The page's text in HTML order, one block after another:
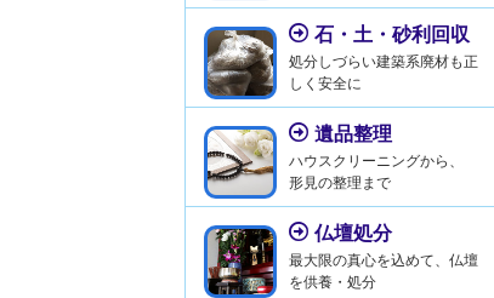
石・土・砂利回収
処分しづらい建築系廃材も正
しく安全に
遺品整理
ハウスクリーニングから、
形見の整理まで
仏壇処分
最大限の真心を込めて、仏壇
を供養・処分